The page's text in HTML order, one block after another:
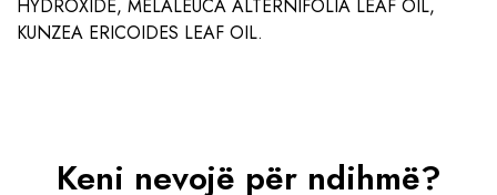
HYDROXIDE, MELALEUCA ALTERNIFOLIA LEAF OIL,
KUNZEA ERICOIDES LEAF OIL.
Keni nevojë për ndihmë?